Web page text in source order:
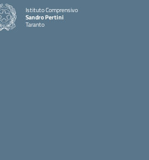
Istituto Comprensivo
Sandro Pertini
Taranto